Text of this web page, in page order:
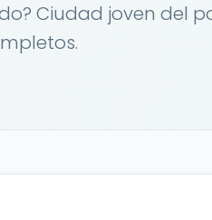
Ciudad joven del